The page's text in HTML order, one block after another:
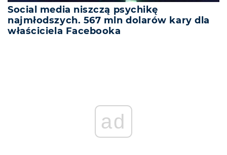
Social media niszczą psychikę
najmłodszych. 567 mln dolarów kary dla
właściciela Facebooka
ad